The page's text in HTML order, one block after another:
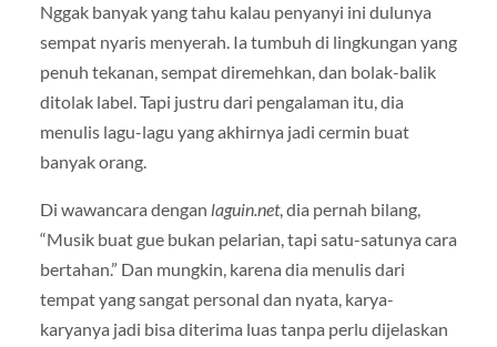
Nggak banyak yang tahu kalau penyanyi ini dulunya
sempat nyaris menyerah. Ia tumbuh di lingkungan yang
penuh tekanan, sempat diremehkan, dan bolak-balik
ditolak label. Tapi justru dari pengalaman itu, dia
menulis lagu-lagu yang akhirnya jadi cermin buat
banyak orang.
Di wawancara dengan laguin.net, dia pernah bilang,
“Musik buat gue bukan pelarian, tapi satu-satunya cara
bertahan.” Dan mungkin, karena dia menulis dari
tempat yang sangat personal dan nyata, karya-
karyanya jadi bisa diterima luas tanpa perlu dijelaskan